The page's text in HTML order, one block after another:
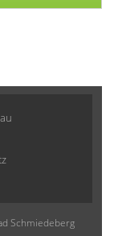
Schmiedeberg